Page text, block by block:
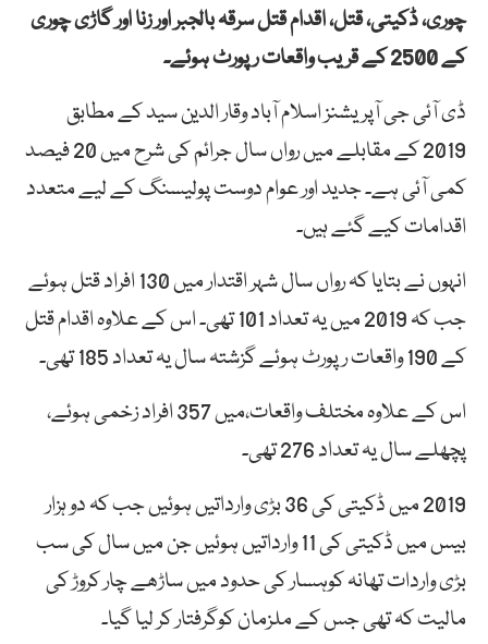
چوری، ڈکیتی، قتل، اقدام قتل سرقہ بالجبر اور زنا اور گاڑی چوری
کے 2500 کے قریب واقعات رپورٹ ہوئے۔
ڈی آئی جی آپریشنز اسلام آباد وقار الدین سید کے مطابق
2019 کے مقابلے میں رواں سال جرائم کی شرح میں 20 فیصد
کمی آئی ہے۔ جدید اور عوام دوست پولیسنگ کے لیے متعدد
اقدامات کیے گئے ہیں۔
انہوں نے بتایا کہ رواں سال شہر اقتدار میں 130 افراد قتل ہوئے
جب کہ 2019 میں یہ تعداد 101 تھی۔ اس کے علاوہ اقدام قتل
کے 190 واقعات رپورٹ ہوئے گزشتہ سال یہ تعداد 185 تھی۔
اس کے علاوہ مختلف واقعات،میں 357 افراد زخمی ہوئے،
پچھلے سال یہ تعداد 276 تھی۔
2019 میں ڈکیتی کی 36 بڑی وارداتیں ہوئیں جب کہ دو ہزار
بیس میں ڈکیتی کی 11 وارداتیں ہوئیں جن میں سال کی سب
بڑی واردات تھانہ کوہسار کی حدود میں ساڑھے چار کروڑ کی
مالیت کہ تھی جس کے ملزمان کوگرفتار کر لیا گیا۔